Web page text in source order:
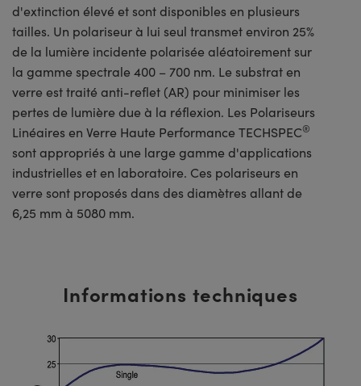
d'extinction élevé et sont disponibles en plusieurs
tailles. Un polariseur à lui seul transmet environ 25%
de la lumière incidente polarisée aléatoirement sur
la gamme spectrale 400 – 700 nm. Le substrat en
verre est traité anti-reflet (AR) pour minimiser les
pertes de lumière due à la réflexion. Les Polariseurs
Linéaires en Verre Haute Performance TECHSPEC®
sont appropriés à une large gamme d'applications
industrielles et en laboratoire. Ces polariseurs en
verre sont proposés dans des diamètres allant de
6,25 mm à 5080 mm.
Informations techniques